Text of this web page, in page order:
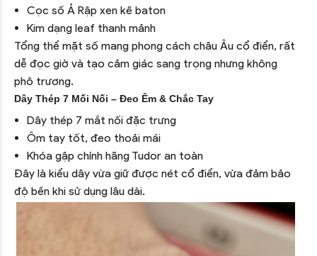
Cọc số Ả Rập xen kẽ baton
Kim dạng leaf thanh mảnh
Tổng thể mặt số mang phong cách châu Âu cổ điển, rất
dễ đọc giờ và tạo cảm giác sang trọng nhưng không
phô trương.
Dây Thép 7 Mối Nối – Đeo Êm & Chắc Tay
Dây thép 7 mắt nối đặc trưng
Ôm tay tốt, đeo thoải mái
Khóa gập chính hãng Tudor an toàn
Đây là kiểu dây vừa giữ được nét cổ điển, vừa đảm bảo
độ bền khi sử dụng lâu dài.